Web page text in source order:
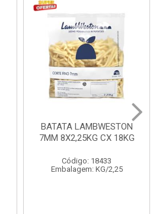
BATATA LAMBWESTON
7MM 8X2,25KG CX 18KG
Código: 18433
Embalagem: KG/2,25